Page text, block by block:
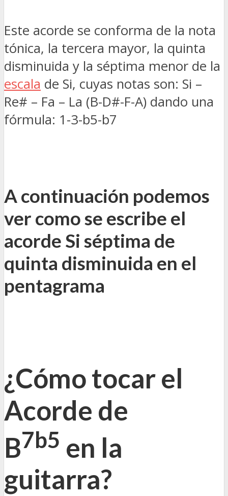
Este acorde se conforma de la nota
tónica, la tercera mayor, la quinta
disminuida y la séptima menor de la
escala de Si, cuyas notas son: Si –
Re# – Fa – La (B-D#-F-A) dando una
fórmula: 1-3-b5-b7
A continuación podemos
ver como se escribe el
acorde Si séptima de
quinta disminuida en el
pentagrama
¿Cómo tocar el
Acorde de
B7b5 en la
guitarra?